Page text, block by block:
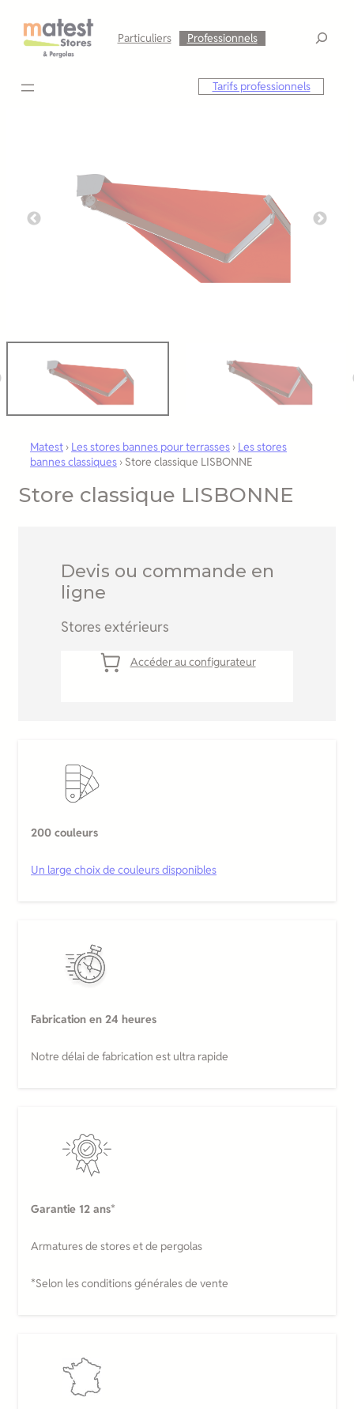
contenu
Particuliers Professionnels
Tarifs professionnels
Matest › Les stores bannes pour terrasses › Les stores
bannes classiques › Store classique LISBONNE
Store classique LISBONNE
Devis ou commande en
ligne
Stores extérieurs
Accéder au configurateur
200 couleurs
Un large choix de couleurs disponibles
Fabrication en 24 heures
Notre délai de fabrication est ultra rapide
Garantie 12 ans*
Armatures de stores et de pergolas
*Selon les conditions générales de vente